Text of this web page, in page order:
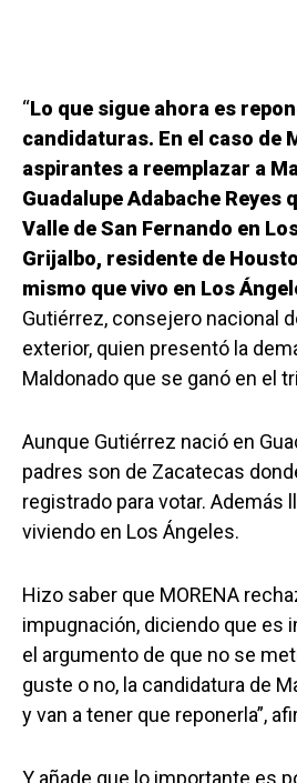
“Lo que sigue ahora es
candidaturas. En el caso de
aspirantes a reemplazar a
Guadalupe Adabache Reyes
Valle de San Fernando en
Grijalbo, residente de
mismo que vivo en Los
Gutiérrez, consejero nacional
exterior, quien presentó la
Maldonado que se ganó en el
Aunque Gutiérrez nació en
padres son de Zacatecas
registrado para votar. Además
viviendo en Los Ángeles.
Hizo saber que MORENA
impugnación, diciendo que es
el argumento de que no se
guste o no, la candidatura de
y van a tener que reponerla”,
Y añade que lo importante es